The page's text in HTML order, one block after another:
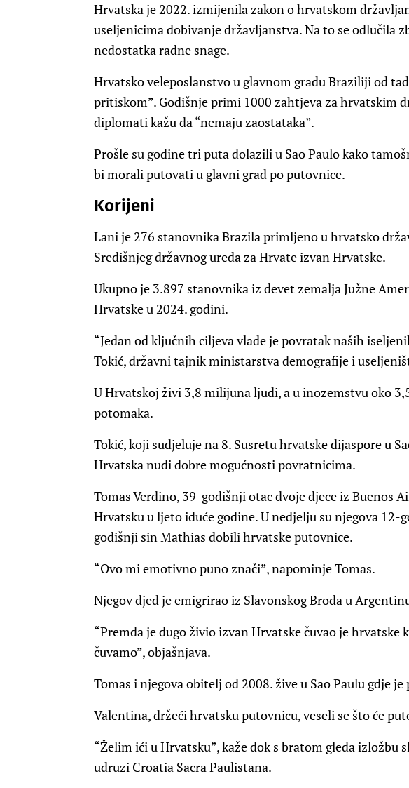
Hrvatska je 2022. izmijenila zakon o hrvatskom
useljenicima dobivanje državljanstva. Na to se odlučila
nedostatka radne snage.
Hrvatsko veleposlanstvo u glavnom gradu Braziliji od
pritiskom”. Godišnje primi 1000 zahtjeva za hrvatskim
diplomati kažu da “nemaju zaostataka”.
Prošle su godine tri puta dolazili u Sao Paulo kako
bi morali putovati u glavni grad po putovnice.
Korijeni
Lani je 276 stanovnika Brazila primljeno u hrvatsko
Središnjeg državnog ureda za Hrvate izvan Hrvatske.
Ukupno je 3.897 stanovnika iz devet zemalja Južne
Hrvatske u 2024. godini.
“Jedan od ključnih ciljeva vlade je povratak naših
Tokić, državni tajnik ministarstva demografije i
U Hrvatskoj živi 3,8 milijuna ljudi, a u inozemstvu oko
potomaka.
Tokić, koji sudjeluje na 8. Susretu hrvatske dijaspore u
Hrvatska nudi dobre mogućnosti povratnicima.
Tomas Verdino, 39-godišnji otac dvoje djece iz Buenos
Hrvatsku u ljeto iduće godine. U nedjelju su njegova 12-
godišnji sin Mathias dobili hrvatske putovnice.
“Ovo mi emotivno puno znači”, napominje Tomas.
Njegov djed je emigrirao iz Slavonskog Broda u
“Premda je dugo živio izvan Hrvatske čuvao je hrvatske
čuvamo”, objašnjava.
Tomas i njegova obitelj od 2008. žive u Sao Paulu gdje
Valentina, držeći hrvatsku putovnicu, veseli se što će
“Želim ići u Hrvatsku”, kaže dok s bratom gleda izložbu
udruzi Croatia Sacra Paulistana.